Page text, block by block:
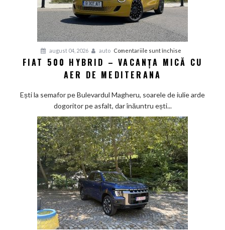
pe
august 04, 2026 auto Comentariile sunt închise
Fiat
–
mică
cu
aer
de
Mediterana
FIAT 500 HYBRID – VACANȚA MICĂ CU
AER DE MEDITERANA
Ești la semafor pe Bulevardul Magheru, soarele de iulie arde
dogoritor pe asfalt, dar înăuntru ești...